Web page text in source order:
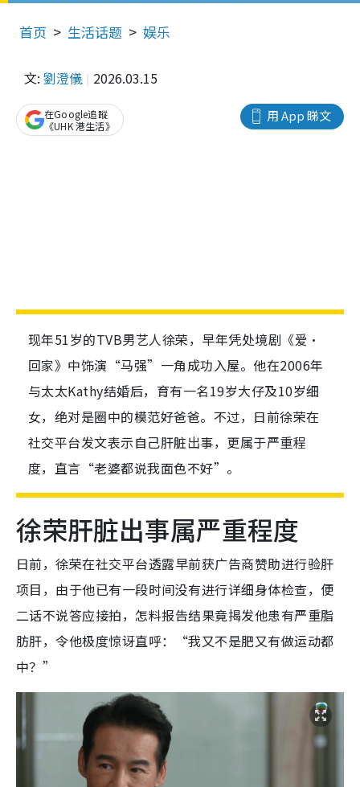
首页 生活话题 娱乐
文: 劉澄儀 2026.03.15
用 App 睇文
在Google追蹤
《UHK 港生活》
现年51岁的TVB男艺人徐荣，早年凭处境剧《爱·
回家》中饰演“马强”一角成功入屋。他在2006年
与太太Kathy结婚后，育有一名19岁大仔及10岁细
女，绝对是圈中的模范好爸爸。不过，日前徐荣在
社交平台发文表示自己肝脏出事，更属于严重程
度，直言“老婆都说我面色不好”。
徐荣肝脏出事属严重程度
日前，徐荣在社交平台透露早前获广告商赞助进行验肝
项目，由于他已有一段时间没有进行详细身体检查，便
二话不说答应接拍，怎料报告结果竟揭发他患有严重脂
肪肝，令他极度惊讶直呼：“我又不是肥又有做运动都
中？”